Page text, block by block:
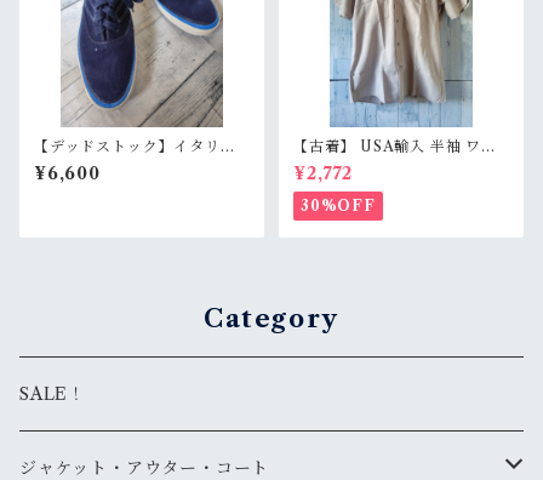
【デッドストック】イタリ
ア ボートシューズ ネイビー
¥6,600
【古着】 USA輸入 半袖 ワー
クシャツ L（身幅59.5cm）
ベージュグレー スナップボタ
ン 薄手 アメカジ RankB
¥2,772
30%OFF
Category
SALE！
ジャケット・アウター・コート